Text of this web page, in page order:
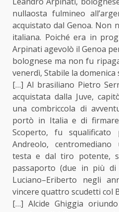
nullaosta fulmineo
acquistato dal Genoa. Non
italiana. Poiché era in
Arpinati agevolò il Genoa
bolognese ma non fu
venerdì, Stabile la
[…] Al brasiliano Pietro
acquistata dalla Juve,
una combriccola di
portò in Italia e di
Scoperto, fu
Andreolo,
testa e dal tiro potente,
passaporto (due in più di
Luciano–Eriberto negli
vincere quattro scudetti col
[…] Alcide Ghiggia